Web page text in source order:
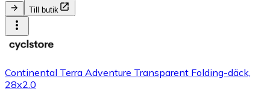
Till butik
Continental Terra Adventure Transparent Folding-däck,
28x2.0